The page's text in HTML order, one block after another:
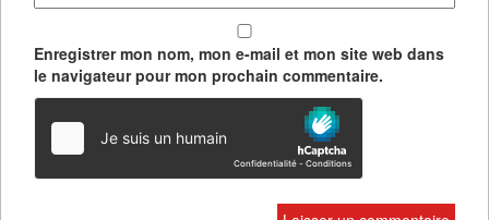
Enregistrer mon nom, mon e-mail et mon site web dans
le navigateur pour mon prochain commentaire.